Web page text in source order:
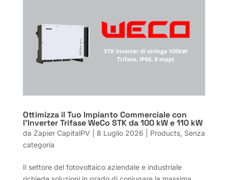
Ottimizza il Tuo Impianto Commerciale con
l’Inverter Trifase WeCo STK da 100 kW e 110 kW
da Zapier CapitalPV 8 Luglio 2026 Products, Senza
categoria
Il settore del fotovoltaico aziendale e industriale